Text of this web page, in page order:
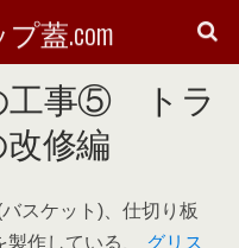
蓋.com
工事⑤ トラ
修編
スケット)、仕切り板
作している、 グリス